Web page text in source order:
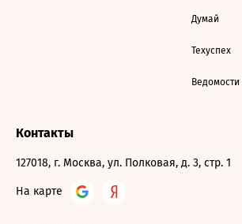
Думай
Техуспех
Контакты
127018, г. Москва, ул. Полковая, д. 3, стр. 1
На карте